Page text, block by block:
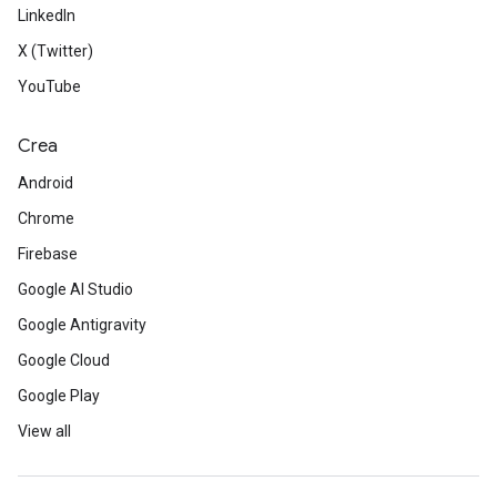
LinkedIn
X (Twitter)
YouTube
Crea
Android
Chrome
Firebase
Google AI Studio
Google Antigravity
Google Cloud
Google Play
View all